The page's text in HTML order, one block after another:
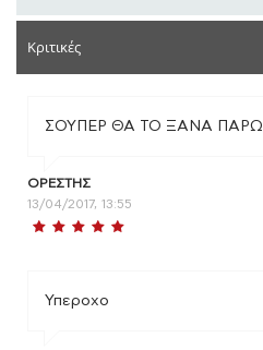
Κριτικές
ΣΟΥΠΕΡ ΘΑ ΤΟ ΞΑΝΑ ΠΑΡΩ
ΟΡΕΣΤΗΣ
13/04/2017, 13:55
Υπεροχο